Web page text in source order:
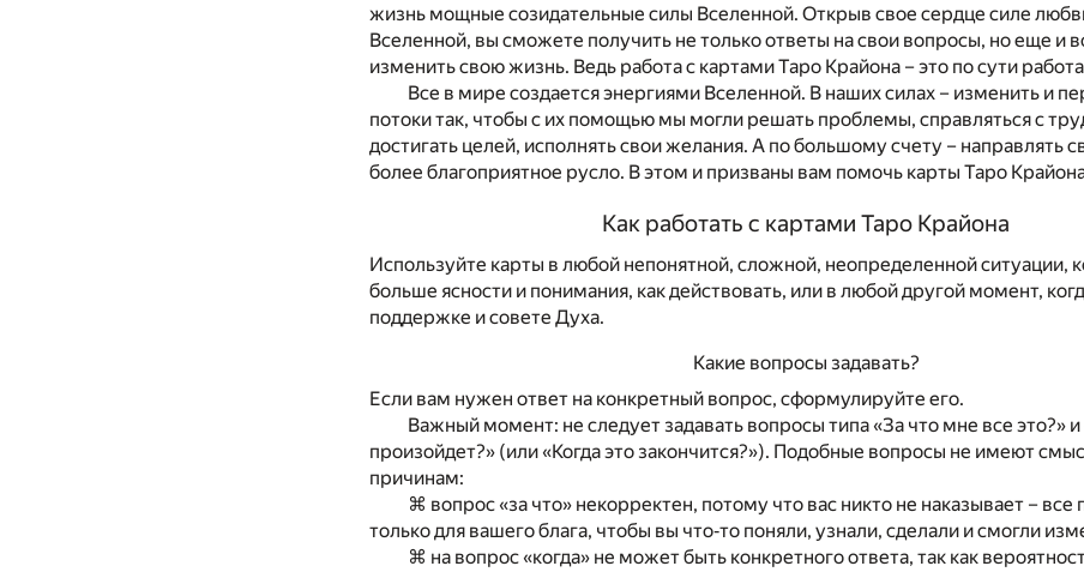
жизнь мощные созидательные силы Вселенной. Открыв свое сердце силе
Вселенной, вы сможете получить не только ответы на свои вопросы, но еще и
изменить свою жизнь. Ведь работа с картами Таро Крайона – это по сути
Все в мире создается энергиями Вселенной. В наших силах – изменить и
потоки так, чтобы с их помощью мы могли решать проблемы, справляться с
достигать целей, исполнять свои желания. А по большому счету – направлять
более благоприятное русло. В этом и призваны вам помочь карты Таро
Как работать с картами Таро Крайона
Используйте карты в любой непонятной, сложной, неопределенной ситуации,
больше ясности и понимания, как действовать, или в любой другой момент,
поддержке и совете Духа.
Какие вопросы задавать?
Если вам нужен ответ на конкретный вопрос, сформулируйте его.
Важный момент: не следует задавать вопросы типа «За что мне все это?» и
произойдет?» (или «Когда это закончится?»). Подобные вопросы не имеют
причинам:
⌘ вопрос «за что» некорректен, потому что вас никто не наказывает – все
только для вашего блага, чтобы вы что‐то поняли, узнали, сделали и смогли
⌘ на вопрос «когда» не может быть конкретного ответа, так как